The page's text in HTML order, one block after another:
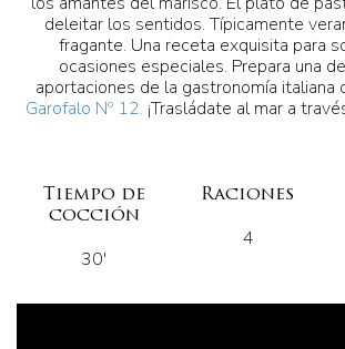
deleitar los sentidos. Típicamente
fragante. Una receta exquisita para
ocasiones especiales. Prepara una
aportaciones de la gastronomía italiana
Garofalo Nº 12. ¡Trasládate al mar a
Tiempo de
cocción
30'
Raciones
4